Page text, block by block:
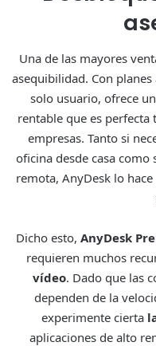
Una de las mayores
asequibilidad. Con
solo usuario, ofrece
rentable que es
empresas. Tanto si
oficina desde casa
remota, AnyDesk lo
Dicho esto, AnyDesk
requieren muchos
vídeo. Dado que las
dependen de la
experimente cierta
aplicaciones de alto